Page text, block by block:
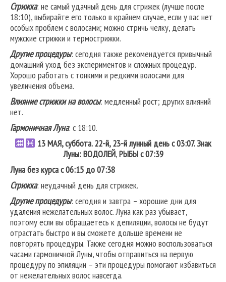
Стрижка: не самый удачный день для стрижек (лучше после
18:10), выбирайте его только в крайнем случае, если у вас нет
особых проблем с волосами; можно стричь челку, делать
мужские стрижки и термострижки.
Другие процедуры: сегодня также рекомендуется привычный
домашний уход без экспериментов и сложных процедур.
Хорошо работать с тонкими и редкими волосами для
увеличения объема.
Влияние стрижки на волосы: медленный рост; других влияний
нет.
Гармоничная Луна: с 18:10.
13 МАЯ, суббота. 22-й, 23-й лунный день с 03:07. Знак
Луны: ВОДОЛЕЙ,РЫБЫ с 07:39
Луна без курса с 06:15 до 07:38
Стрижка: неудачный день для стрижек.
Другие процедуры: сегодня и завтра – хорошие дни для
удаления нежелательных волос. Луна как раз убывает,
поэтому если вы обращаетесь к депиляции, волосы не будут
отрастать быстро и вы сможете дольше времени не
повторять процедуры. Также сегодня можно воспользоваться
часами гармоничной Луны, чтобы отправиться на первую
процедуру по эпиляции – эти процедуры помогают избавиться
от нежелательных волос навсегда.